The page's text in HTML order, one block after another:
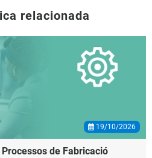
relacionada
19/10/2026
Processos de Fabricació